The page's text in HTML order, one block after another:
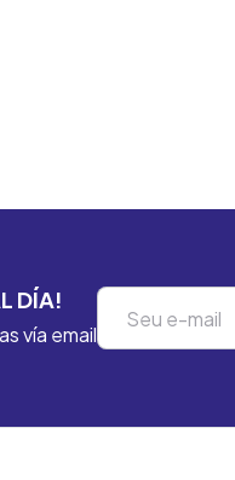
DÍA!
vía email